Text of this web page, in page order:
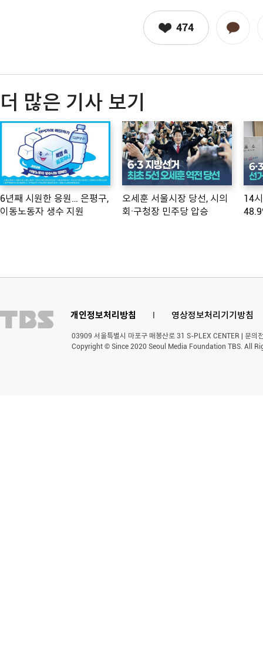
474
더 많은 기사 보기
6년째 시원한 응원… 은평구,
이동노동자 생수 지원
오세훈 서울시장 당선, 시의
회·구청장 민주당 압승
14
개인정보처리방침 l 영상정보처리기기방침
03909 서울특별시 마포구 매봉산로 31 S-PLEX CENTER | 문
Copyright © Since 2020 Seoul Media Foundation TBS. All